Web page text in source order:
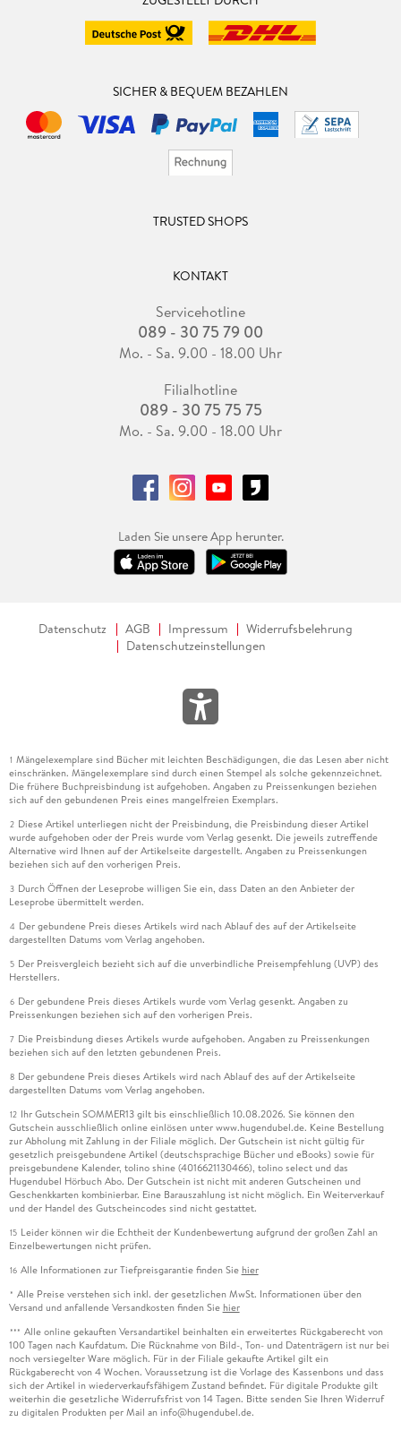
SICHER & BEQUEM BEZAHLEN
TRUSTED SHOPS
KONTAKT
Servicehotline
089 - 30 75 79 00
Mo. - Sa. 9.00 - 18.00 Uhr
Filialhotline
089 - 30 75 75 75
Mo. - Sa. 9.00 - 18.00 Uhr
Laden Sie unsere App herunter.
Datenschutz AGB Impressum
Widerrufsbelehrung
Datenschutzeinstellungen
1 Mängelexemplare sind Bücher mit leichten Beschädigungen, die das Lesen aber nicht
einschränken. Mängelexemplare sind durch einen Stempel als solche gekennzeichnet.
Die frühere Buchpreisbindung ist aufgehoben. Angaben zu Preissenkungen beziehen
sich auf den gebundenen Preis eines mangelfreien Exemplars.
2 Diese Artikel unterliegen nicht der Preisbindung, die Preisbindung dieser Artikel
wurde aufgehoben oder der Preis wurde vom Verlag gesenkt. Die jeweils zutreffende
Alternative wird Ihnen auf der Artikelseite dargestellt. Angaben zu Preissenkungen
beziehen sich auf den vorherigen Preis.
3 Durch Öffnen der Leseprobe willigen Sie ein, dass Daten an den Anbieter der
Leseprobe übermittelt werden.
4 Der gebundene Preis dieses Artikels wird nach Ablauf des auf der Artikelseite
dargestellten Datums vom Verlag angehoben.
5 Der Preisvergleich bezieht sich auf die unverbindliche Preisempfehlung (UVP) des
Herstellers.
6 Der gebundene Preis dieses Artikels wurde vom Verlag gesenkt. Angaben zu
Preissenkungen beziehen sich auf den vorherigen Preis.
7 Die Preisbindung dieses Artikels wurde aufgehoben. Angaben zu Preissenkungen
beziehen sich auf den letzten gebundenen Preis.
8 Der gebundene Preis dieses Artikels wird nach Ablauf des auf der Artikelseite
dargestellten Datums vom Verlag angehoben.
12 Ihr Gutschein SOMMER13 gilt bis einschließlich 10.08.2026. Sie können den
Gutschein ausschließlich online einlösen unter www.hugendubel.de. Keine Bestellung
zur Abholung mit Zahlung in der Filiale möglich. Der Gutschein ist nicht gültig für
gesetzlich preisgebundene Artikel (deutschsprachige Bücher und eBooks) sowie für
preisgebundene Kalender, tolino shine (4016621130466), tolino select und das
Hugendubel Hörbuch Abo. Der Gutschein ist nicht mit anderen Gutscheinen und
Geschenkkarten kombinierbar. Eine Barauszahlung ist nicht möglich. Ein Weiterverkauf
und der Handel des Gutscheincodes sind nicht gestattet.
15 Leider können wir die Echtheit der Kundenbewertung aufgrund der großen Zahl an
Einzelbewertungen nicht prüfen.
16 Alle Informationen zur Tiefpreisgarantie finden Sie hier
* Alle Preise verstehen sich inkl. der gesetzlichen MwSt. Informationen über den
Versand und anfallende Versandkosten finden Sie hier
*** Alle online gekauften Versandartikel beinhalten ein erweitertes Rückgaberecht von
100 Tagen nach Kaufdatum. Die Rücknahme von Bild-, Ton- und Datenträgern ist nur bei
noch versiegelter Ware möglich. Für in der Filiale gekaufte Artikel gilt ein
Rückgaberecht von 4 Wochen. Voraussetzung ist die Vorlage des Kassenbons und dass
sich der Artikel in wiederverkaufsfähigem Zustand befindet. Für digitale Produkte gilt
weiterhin die gesetzliche Widerrufsfrist von 14 Tagen. Bitte senden Sie Ihren Widerruf
zu digitalen Produkten per Mail an info@hugendubel.de.